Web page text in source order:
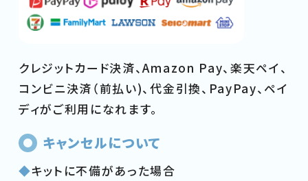
クレジットカード決済、Amazon Pay、楽天ペイ、
コンビニ決済（前払い)、代金引換、PayPay、ペイ
ディがご利用になれます。
キャンセルについて
◆キットに不備があった場合